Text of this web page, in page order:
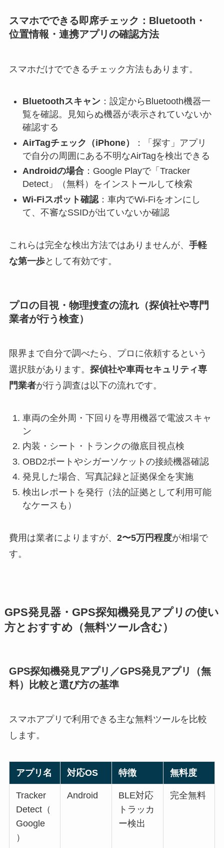
スマホでできる即席チェック：Bluetooth・
位置情報・連携アプリの確認方法
スマホだけでできるチェック方法もあります。
Bluetoothスキャン：設定からBluetooth機器一
覧を確認。見知らぬ機器が表示されていないか
確認する
AirTagチェック（iPhone）
：「探す」アプリ
で自分の周囲にある不明なAirTagを検出できる
Androidの場合：Google Playで「Tracker
Detect」（無料）をインストールして検索
Wi-Fiスポット確認：車内でWi-Fiをオンにし
て、不審なSSIDが出ていないか確認
これらは完全な検出方法ではありませんが、 手軽
な第一歩として有効です。
プロの目視・物理捜査の流れ（探偵社や専門
業者が行う検査）
限界まで自分で調べたら、プロに依頼するという
選択肢があります。 探偵社や車両セキュリティ専
門業者が行う調査は以下の流れです。
車両の全外周・下回りを専用機器で電波スキャ
ン
内装・シート・トランクの徹底目視点検
OBD2ポートやシガーソケットの接続機器確認
発見した場合、写真記録と証拠保全を実施
検出レポートを発行（法的証拠として利用可能
なケースも）
費用は業者によりますが、 2〜5万円程度が相場で
す。
GPS発見器・GPS探知機発見アプリの使い
方とおすすめ（無料ツール含む）
GPS探知機発見アプリ／GPS発見アプリ（無
料）比較と選び方の基準
スマホアプリで利用できる主な無料ツールを比較
します。
アプリ名 対応OS 特徴 無料度
Tracker
Detect（
Google
）
Android
BLE対応
トラッカ
ー検出
完全無料